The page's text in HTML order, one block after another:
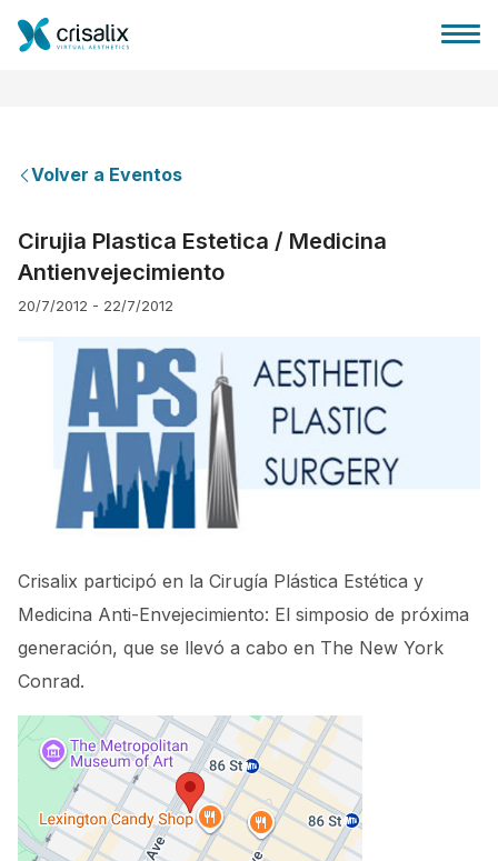
Plataforma 3D de negocio
Planes y Precios
Reseñas de pacientes
Volver a Eventos
Cirujia Plastica Estetica / Medicina
Antienvejecimiento
20/7/2012 - 22/7/2012
Crisalix participó en la Cirugía Plástica Estética y
Medicina Anti-Envejecimiento: El simposio de próxima
generación, que se llevó a cabo en The New York
Conrad.